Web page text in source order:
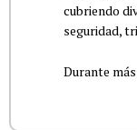
cubriendo
seguridad,
Durante más